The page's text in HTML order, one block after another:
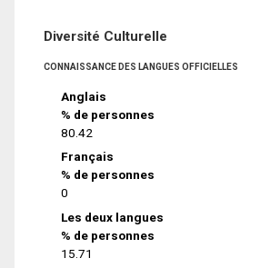
Diversité Culturelle
CONNAISSANCE DES LANGUES OFFICIELLES
Anglais
% de personnes
80.42
Français
% de personnes
0
Les deux langues
% de personnes
15.71